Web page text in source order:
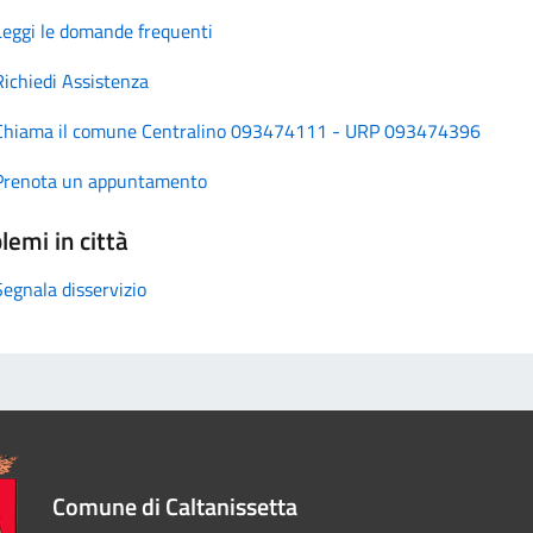
le domande frequenti
Assistenza
il comune Centralino 093474111 - URP 093474396
un appuntamento
in città
disservizio
Comune di Caltanissetta